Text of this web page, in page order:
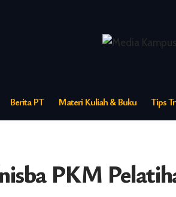
Berita PT Materi Kuliah & Buku Tips
PKM